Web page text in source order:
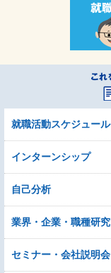
就職活動スケジュール
インターンシップ
自己分析
業界・企業・職種研究
セミナー・会社説明会